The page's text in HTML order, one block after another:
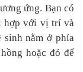
ứng. Bạn có
hợp với vị trí và
sinh nằm ở phía
hoặc đỏ để